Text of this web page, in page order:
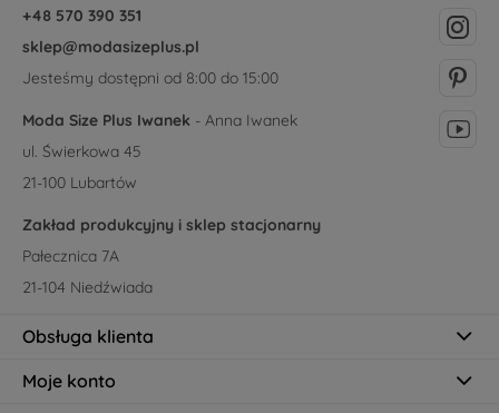
+48 570 390 351
sklep@modasizeplus.pl
Jesteśmy dostępni od 8:00 do 15:00
Moda Size Plus Iwanek - Anna Iwanek
ul. Świerkowa 45
21-100 Lubartów
Zakład produkcyjny i sklep stacjonarny
Pałecznica 7A
21-104 Niedźwiada
Obsługa klienta
Moje konto